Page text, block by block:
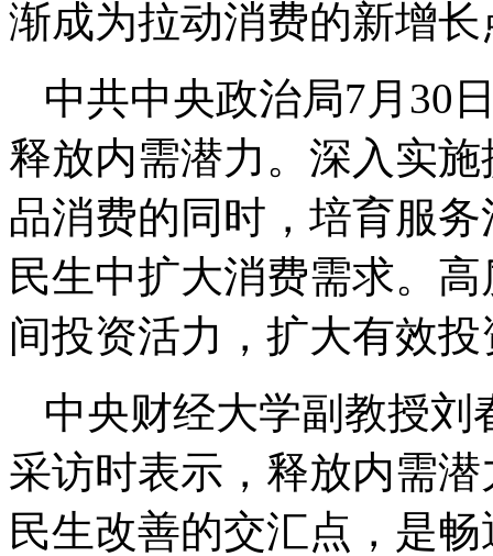
渐成为拉动消费的新增长
中共中央政治局7月30
释放内需潜力。深入实
品消费的同时，培育服
民生中扩大消费需求。
间投资活力，扩大有效投
中央财经大学副教授
采访时表示，释放内需
民生改善的交汇点，是